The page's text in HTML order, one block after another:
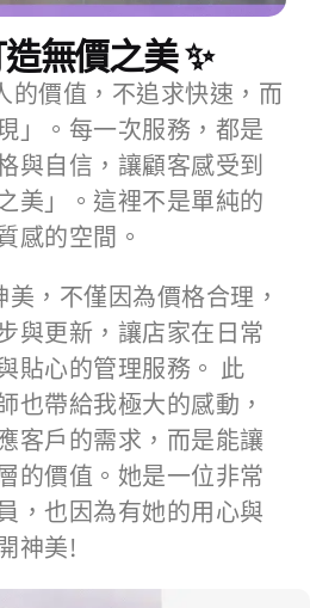
無價之美 ✨
的價值，不追求快速，而
」。每一次服務，都是
與自信，讓顧客感受到
美」。這裡不是單純的
感的空間。
，不僅因為價格合理，
與更新，讓店家在日常
貼心的管理服務。 此
也帶給我極大的感動，
客戶的需求，而是能讓
的價值。她是一位非常
，也因為有她的用心與
神美!